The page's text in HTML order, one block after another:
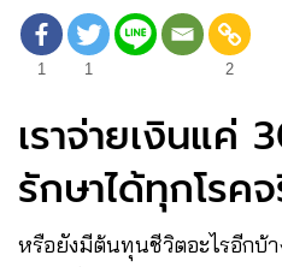
1 1 2
เราจ่ายเงินแค่
รักษาได้ทุกโรค
หรือยังมีต้นทุนชีวิตอะไรอีกบ้